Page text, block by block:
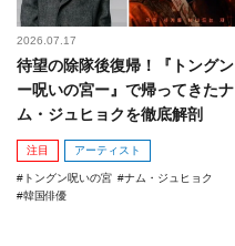
2026.07.17
待望の除隊後復帰！『トングン
ー呪いの宮ー』で帰ってきたナ
ム・ジュヒョクを徹底解剖
注目 アーティスト
トングン呪いの宮
ナム・ジュヒョク
韓国俳優